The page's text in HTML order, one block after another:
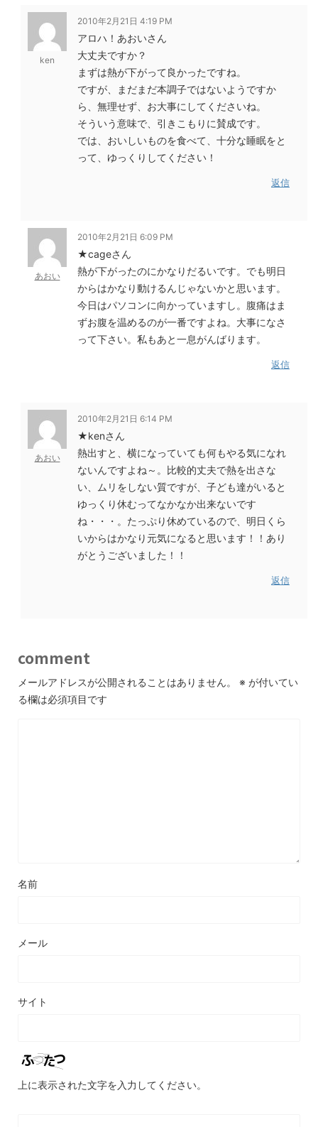
ken
2010年2月21日 4:19 PM
アロハ！あおいさん
大丈夫ですか？
まずは熱が下がって良かったですね。
ですが、まだまだ本調子ではないようですか
ら、無理せず、お大事にしてくださいね。
そういう意味で、引きこもりに賛成です。
では、おいしいものを食べて、十分な睡眠をと
って、ゆっくりしてください！
返信
あおい
2010年2月21日 6:09 PM
★cageさん
熱が下がったのにかなりだるいです。でも明日
からはかなり動けるんじゃないかと思います。
今日はパソコンに向かっていますし。腹痛はま
ずお腹を温めるのが一番ですよね。大事になさ
って下さい。私もあと一息がんばります。
返信
あおい
2010年2月21日 6:14 PM
★kenさん
熱出すと、横になっていても何もやる気になれ
ないんですよね～。比較的丈夫で熱を出さな
い、ムリをしない質ですが、子ども達がいると
ゆっくり休むってなかなか出来ないです
ね・・・。たっぷり休めているので、明日くら
いからはかなり元気になると思います！！あり
がとうございました！！
返信
comment
メールアドレスが公開されることはありません。 ※ が付いてい
る欄は必須項目です
名前
メール
サイト
上に表示された文字を入力してください。